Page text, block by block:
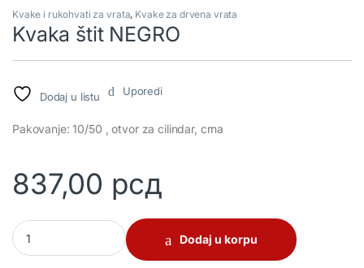
Kvake i rukohvati za vrata, Kvake za drvena vrata
Kvaka štit NEGRO
Dodaj u listu Uporedi
Pakovanje: 10/50 , otvor za cilindar, crna
837,00 рсд
Kvaka štit NEGRO quantity
Dodaj u korpu